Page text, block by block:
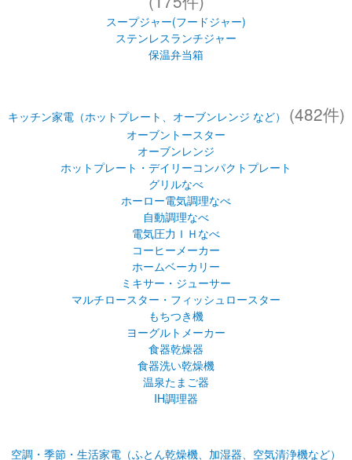
お弁当（スープジャー(フードジャー)・ランチジャー・保温弁当箱な
ど）
保温弁当箱
キッチン家電（ホットプレート、オーブンレンジ など）
オーブントースター
オーブンレンジ
ホットプレート・デイリーコンパクトプレート
グリルなべ
ホーロー電気調理なべ
自動調理なべ
電気圧力ＩＨなべ
コーヒーメーカー
ホームベーカリー
ミキサー・ジューサー
マルチロースター・フィッシュロースター
もちつき機
ヨーグルトメーカー
温泉たまご器